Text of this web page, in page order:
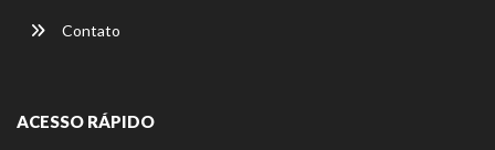
Contato
ACESSO RÁPIDO